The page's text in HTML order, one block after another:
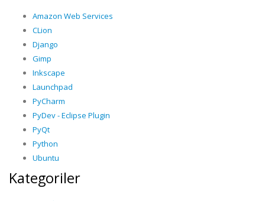
Amazon Web Services
CLion
Django
Gimp
Inkscape
Launchpad
PyCharm
PyDev - Eclipse Plugin
PyQt
Python
Ubuntu
Kategoriler